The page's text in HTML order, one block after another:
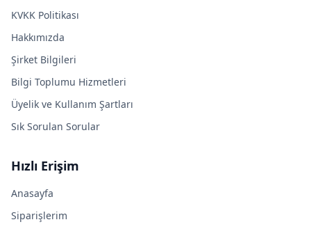
KVKK Politikası
Hakkımızda
Şirket Bilgileri
Bilgi Toplumu Hizmetleri
Üyelik ve Kullanım Şartları
Sık Sorulan Sorular
Hızlı Erişim
Anasayfa
Siparişlerim